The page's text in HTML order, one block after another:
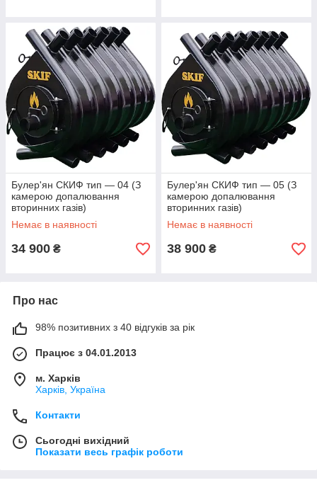
Булер'ян СКИФ тип — 04 (З
камерою допалювання
вторинних газів)
Немає в наявності
34 900 ₴
Булер'ян СКИФ тип — 05 (З
камерою допалювання
вторинних газів)
Немає в наявності
38 900 ₴
Про нас
98% позитивних з 40 відгуків за рік
Працює з 04.01.2013
м. Харків
Харків, Україна
Контакти
Сьогодні вихідний
Показати весь графік роботи